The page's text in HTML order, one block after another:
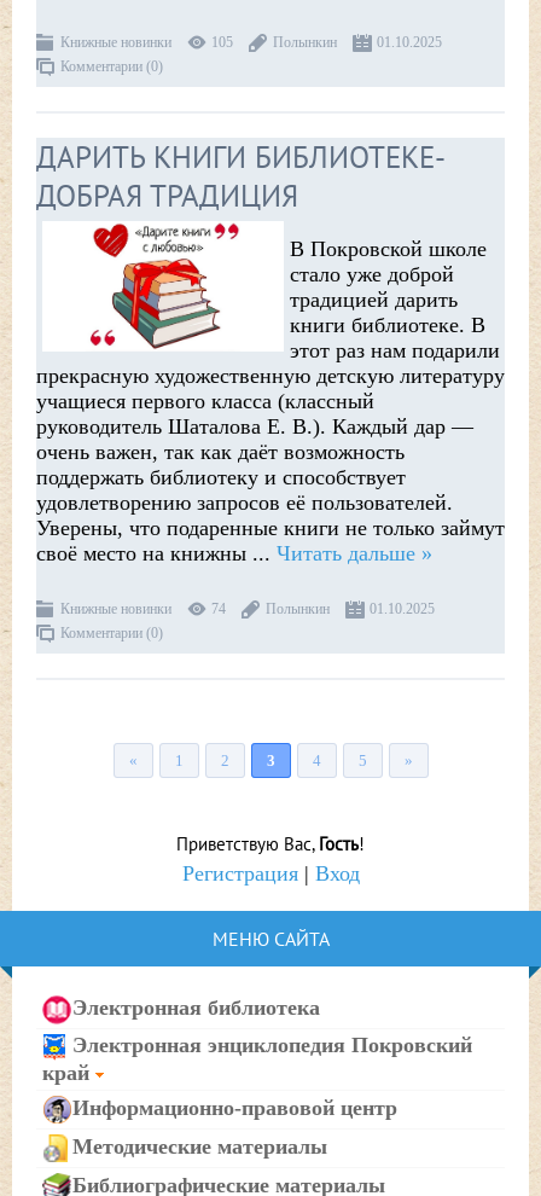
Книжные новинки 105 Полынкин
01.10.2025
Комментарии (0)
ДАРИТЬ КНИГИ БИБЛИОТЕКЕ-
ДОБРАЯ ТРАДИЦИЯ
В Покровской школе
стало уже доброй
традицией дарить
книги библиотеке. В
этот раз нам подарили
прекрасную художественную детскую литературу
учащиеся первого класса (классный
руководитель Шаталова Е. В.). Каждый дар —
очень важен, так как даёт возможность
поддержать библиотеку и способствует
удовлетворению запросов её пользователей.
Уверены, что подаренные книги не только займут
своё место на книжны ... Читать дальше »
Книжные новинки 74 Полынкин
01.10.2025
Комментарии (0)
« 1 2 3 4 5 »
Приветствую Вас, Гость!
Регистрация| Вход
МЕНЮ САЙТА
Электронная библиотека
Электронная энциклопедия Покровский
край
Информационно-правовой центр
Методические материалы
Библиографические материалы